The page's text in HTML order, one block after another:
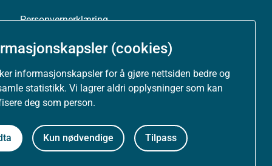
(cookies)
informasjonskapsler for å gjøre nettsiden bedre og
statistikk. Vi lagrer aldri opplysninger som kan
deg som person.
Kun nødvendige Tilpass
Personvernerklæring
Tilgjengelighetserklæring (uustatus.no)
Besøksstatistikk og informasjonskapsler
Nyhetsvarsel og abonnement
Åpne data (API)